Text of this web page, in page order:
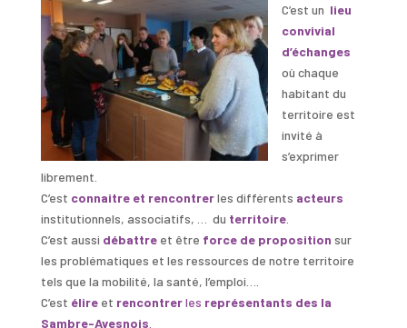
C’est un lieu
convivial
d’échanges
où chaque
habitant du
territoire est
invité à
s’exprimer
librement.
C’est connaitre et rencontrerles différents acteurs
institutionnels, associatifs, … du territoire.
C’est aussi débattre et être force de proposition sur
les problématiques et les ressources de notre territoire
tels que la mobilité, la santé, l’emploi….
C’est élire et rencontrerles représentants des la
Sambre-Avesnois